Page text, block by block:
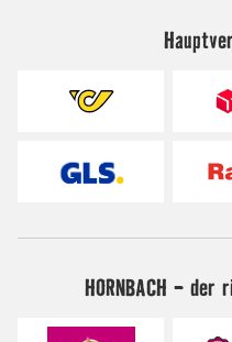
HORNBACH -